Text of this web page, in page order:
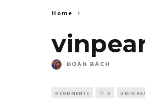
Home
ĐOÀN BÁCH
0 COMMENTS 0 0 MIN